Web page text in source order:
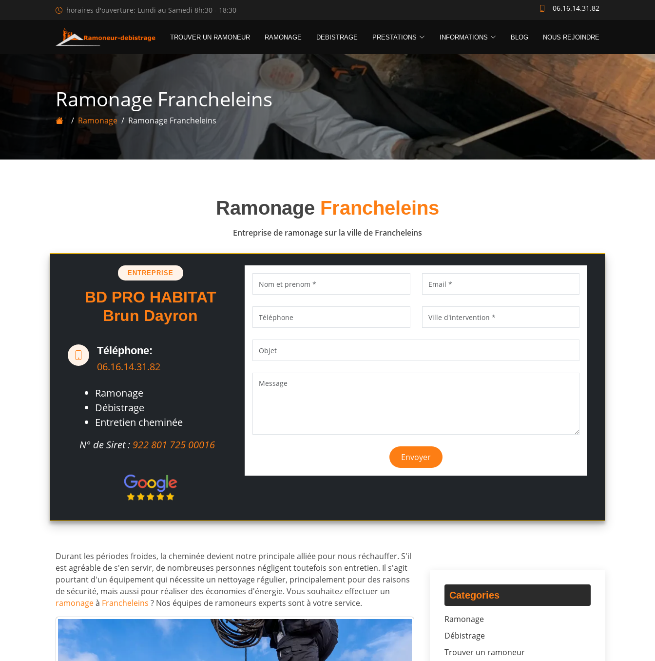
horaires d'ouverture: Lundi au Samedi 8h:30 - 18:30 06.16.14.31.82
TROUVER UN RAMONEUR RAMONAGE DEBISTRAGE PRESTATIONS INFORMATIONS BLOG NOUS REJOINDRE
Ramonage Francheleins
Ramonage Ramonage Francheleins
Ramonage Francheleins
Entreprise de ramonage sur la ville de Francheleins
ENTREPRISE
BD PRO HABITAT
Brun Dayron
Téléphone:
06.16.14.31.82
Ramonage
Débistrage
Entretien cheminée
N° de Siret : 922 801 725 00016
Envoyer
Durant les périodes froides, la cheminée devient notre principale alliée pour nous réchauffer. S'il
est agréable de s'en servir, de nombreuses personnes négligent toutefois son entretien. Il s'agit
pourtant d'un équipement qui nécessite un nettoyage régulier, principalement pour des raisons
de sécurité, mais aussi pour réaliser des économies d'énergie. Vous souhaitez effectuer un
ramonageà Francheleins ? Nos équipes de ramoneurs experts sont à votre service.
Categories
Ramonage
Débistrage
Trouver un ramoneur